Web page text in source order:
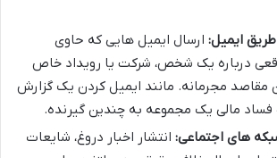
ایمیل: ارسال ایمیل هایی که حاوی
درباره یک شخص، شرکت یا رویداد خاص
مقاصد مجرمانه. مانند ایمیل کردن یک گزارش
فساد مالی یک مجموعه به چندین گیرنده.
های اجتماعی: انتشار اخبار دروغ، شایعات